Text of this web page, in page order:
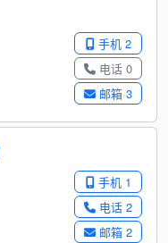
手机 2
电话 0
邮箱 3
手机 1
电话 2
邮箱 2